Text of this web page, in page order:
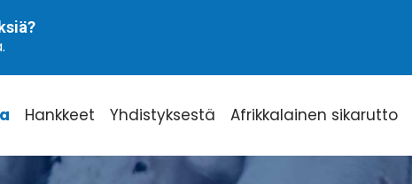
Hankkeet Yhdistyksestä Afrikkalainen sikarutto